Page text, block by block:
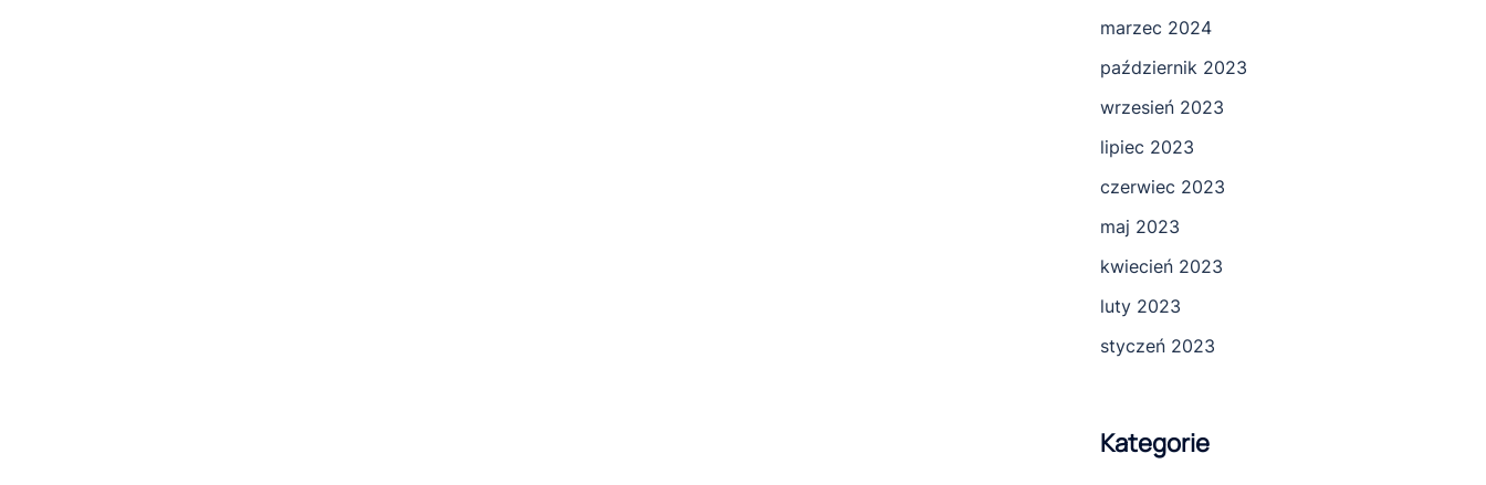
marzec 2024
październik 2023
wrzesień 2023
lipiec 2023
czerwiec 2023
maj 2023
kwiecień 2023
luty 2023
styczeń 2023
Kategorie